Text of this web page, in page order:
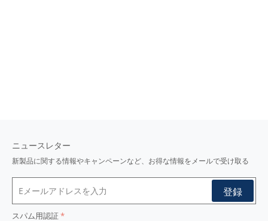
ニュースレター
新製品に関する情報やキャンペーンなど、お得な情報をメールで受け取る
スパム用認証